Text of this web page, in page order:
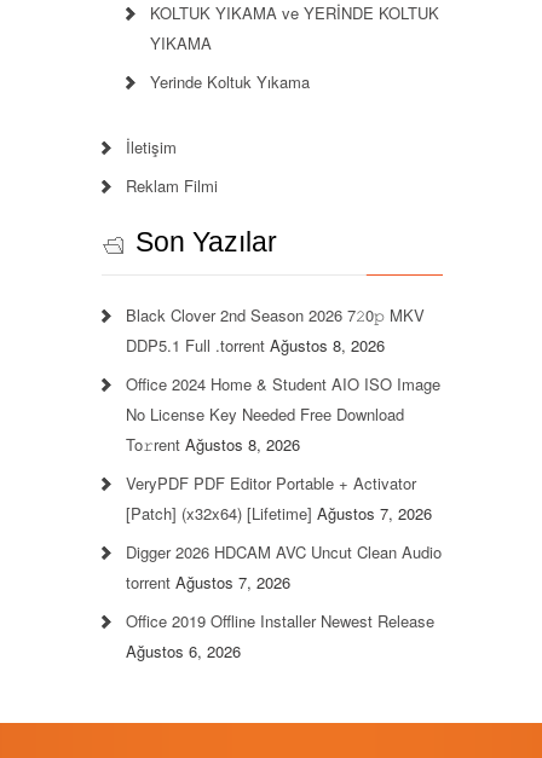
KOLTUK YIKAMA ve YERİNDE KOLTUK
YIKAMA
Yerinde Koltuk Yıkama
İletişim
Reklam Filmi
Son Yazılar
Black Clover 2nd Season 2026 7𝟸0𝚙 MKV
DDP5.1 Full .torrent Ağustos 8, 2026
Office 2024 Home & Student AIO ISO Image
No License Key Needed Frее Download
To𝚛rent Ağustos 8, 2026
VeryPDF PDF Editor Portable + Activator
[Patch] (x32x64) [Lifetime] Ağustos 7, 2026
Digger 2026 HDCAM AVC Uncut Clean Audio
torrent Ağustos 7, 2026
Office 2019 Offline Installer Newest Release
Ağustos 6, 2026